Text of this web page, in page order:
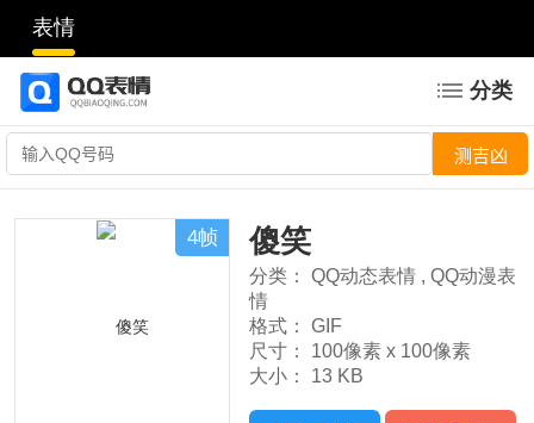
表情
分类
4帧 傻笑
分类： QQ动态表情 , QQ动漫表
情
格式：
GIF
尺寸：
100像素 x 100像素
大小：
13 KB